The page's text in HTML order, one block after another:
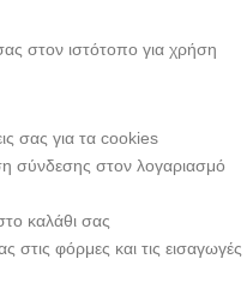
στον ιστότοπο για χρήση
σας για τα cookies
σύνδεσης στον λογαριασμό
καλάθι σας
στις φόρμες και τις εισαγωγές